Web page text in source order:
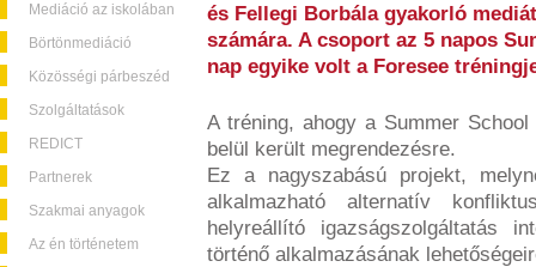
Mediáció az iskolában
Börtönmediáció
Közösségi párbeszéd
Szolgáltatások
REDICT
Partnerek
Szakmai anyagok
Az én történetem
és Fellegi Borbála gyakorló
számára. A csoport az 5 napos
nap egyike volt a Foresee
A tréning, ahogy a Summer
belül került megrendezésre.
Ez a nagyszabású projekt,
alkalmazható alternatív
helyreállító igazságszolgáltatás
történő alkalmazásának